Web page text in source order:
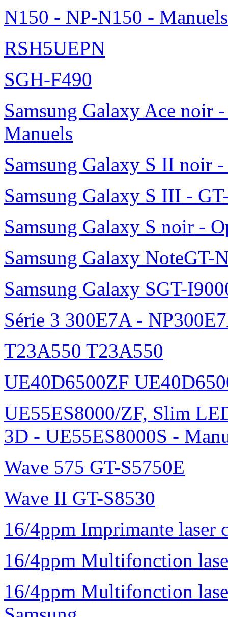
N150 - NP-N150 - Manuels
RSH5UEPN
SGH-F490
Samsung Galaxy Ace noir
Manuels
Samsung Galaxy S II noir
Samsung Galaxy S III -
Samsung Galaxy S noir -
Samsung Galaxy NoteGT-
Samsung Galaxy SGT-
Série 3 300E7A -
T23A550 T23A550
UE40D6500ZF
UE55ES8000/ZF, Slim
3D - UE55ES8000S -
Wave 575 GT-S5750E
Wave II GT-S8530
16/4ppm Imprimante laser
16/4ppm Multifonction
16/4ppm Multifonction